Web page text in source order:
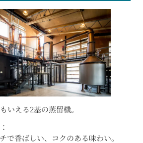
いえる2基の蒸留機。
で香ばしい、コクのある味わい。